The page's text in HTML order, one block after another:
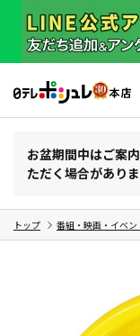
お盆期間中はご案
ただく場合があり
トップ 番組・映画・イベン